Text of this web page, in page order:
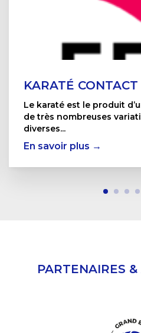
KARATÉ CONTACT
Le karaté est le produit
de très nombreuses
diverses...
En savoir plus →
PARTENAIRES